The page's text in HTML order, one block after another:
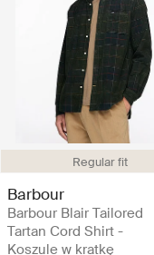
Regular fit
Barbour
Barbour Blair Tailored
Tartan Cord Shirt -
Koszule w kratkę